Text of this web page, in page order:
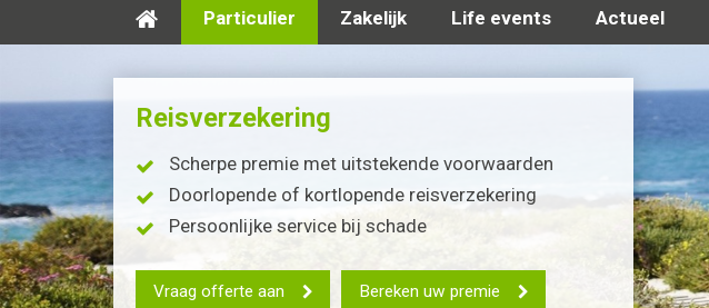
Particulier Zakelijk Life events Actueel
Reisverzekering
Scherpe premie met uitstekende voorwaarden
Doorlopende of kortlopende reisverzekering
Persoonlijke service bij schade
Vraag offerte aan Bereken uw premie